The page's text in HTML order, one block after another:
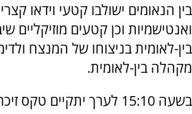
בין הנאומים ישולבו קטעי וידאו
ואנטישמיות וכן קטעים מוזיקליים
בין-לאומית בניצוחו של המנצח
מקהלה בין-לאומית.
בשעה 15:10 לערך יתקיים